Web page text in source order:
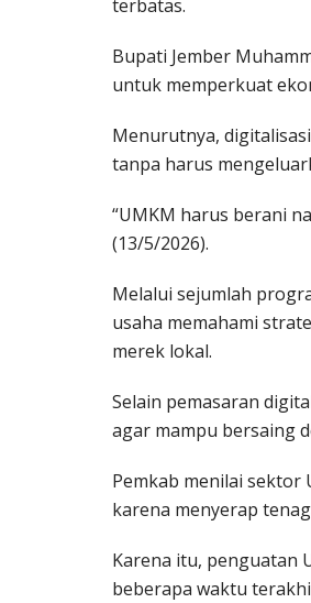
terbatas.
Bupati Jember
untuk memperkuat
Menurutnya,
tanpa harus
“UMKM harus berani
(13/5/2026).
Melalui sejumlah
usaha memahami
merek lokal.
Selain pemasaran
agar mampu bersaing
Pemkab menilai
karena menyerap
Karena itu, penguatan
beberapa waktu